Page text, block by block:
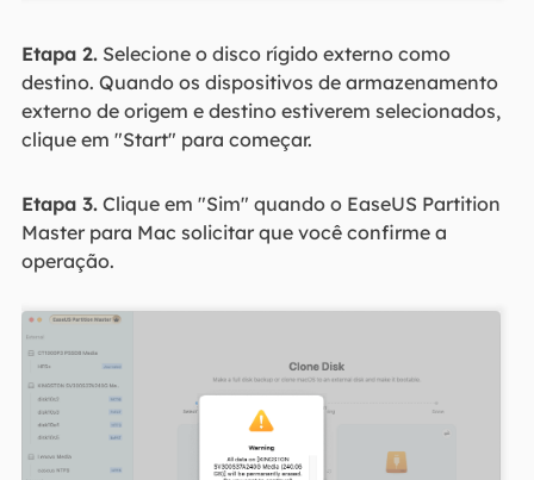
Etapa 2.Selecione o disco rígido externo como
destino. Quando os dispositivos de armazenamento
externo de origem e destino estiverem selecionados,
clique em "Start" para começar.
Etapa 3.Clique em "Sim" quando o EaseUS Partition
Master para Mac solicitar que você confirme a
operação.